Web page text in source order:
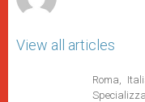
View all articles
Roma,